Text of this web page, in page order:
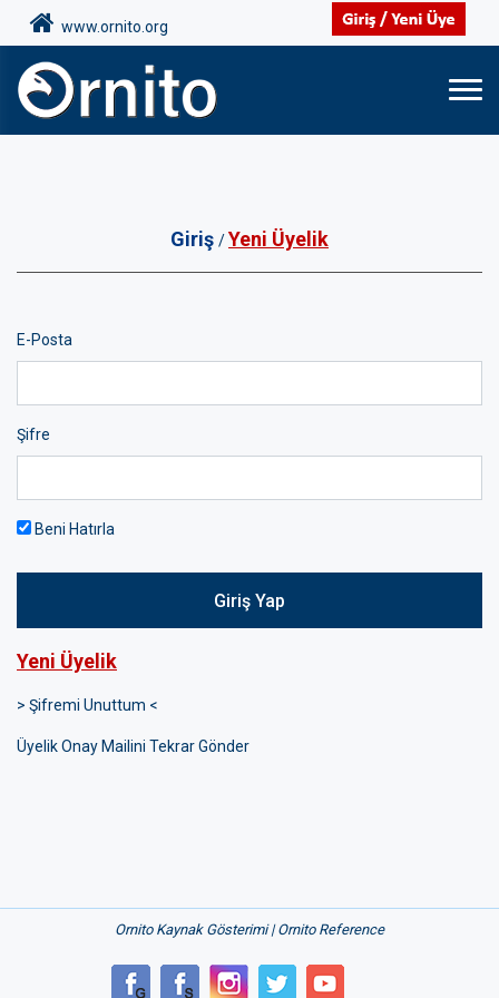
www.ornito.org
Giriş /Yeni Üyelik
E-Posta
Şifre
Beni Hatırla
Giriş Yap
Yeni Üyelik
> Şifremi Unuttum <
Üyelik Onay Mailini Tekrar Gönder
Ornito Kaynak Gösterimi | Ornito Reference